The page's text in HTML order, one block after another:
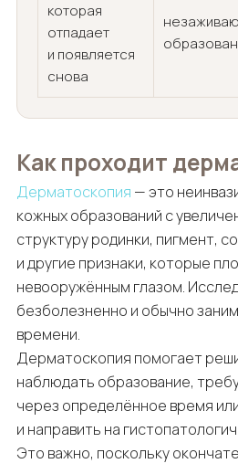
которая
отпадает
и появляется
снова
Как проходит
Дерматоскопия — это
кожных образований с
структуру родинки, пигмент,
и другие признаки, которые
невооружённым глазом.
безболезненно и обычно
времени.
Дерматоскопия помогает
наблюдать образование,
через определённое время
и направить на
Это важно, поскольку